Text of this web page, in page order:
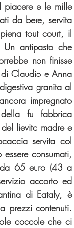
piacere e le mille
da bere, servita
tout court, il
antipasto che
non finisse
Claudio e Anna
granita al
impregnato
fu fabbrica
lievito madre e
servita col
consumati,
da 65 euro (43 a
accorto ed
di Eataly, è
prezzi contenuti.
coccole che ci